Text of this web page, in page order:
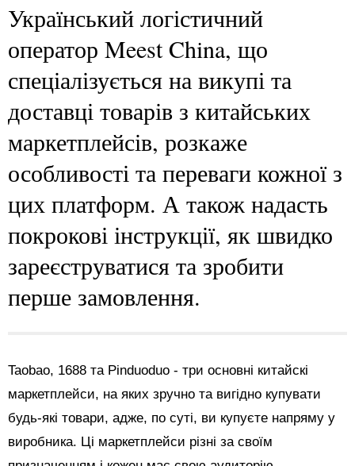
Український логістичний
оператор Meest China, що
спеціалізується на викупі та
доставці товарів з китайських
маркетплейсів, розкаже
особливості та переваги кожної з
цих платформ. А також надасть
покрокові інструкції, як швидко
зареєструватися та зробити
перше замовлення.
Taobao, 1688 та Pinduoduo - три основні китайскі
маркетплейси, на яких зручно та вигідно купувати
будь-які товари, адже, по суті, ви купуєте напряму у
виробника. Ці маркетплейси різні за своїм